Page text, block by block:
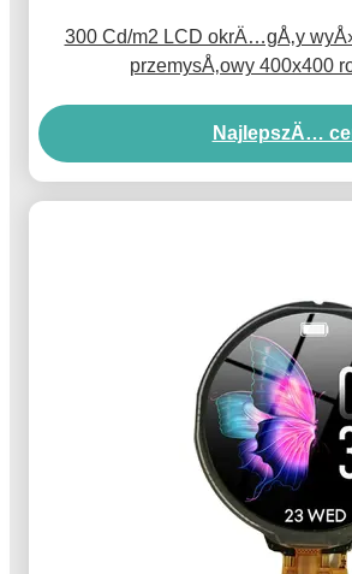
300 Cd/m2 LCD okrÄ…gÅ‚y
przemysÅ‚owy 400x400
NajlepszÄ…